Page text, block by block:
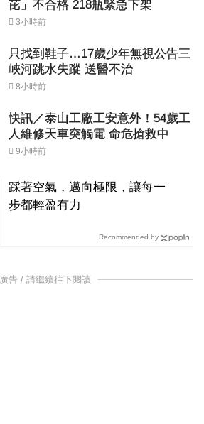
芘」不合格 218瓶緊急下架
3小時前
只找到鞋子…17歲少年無視公告三
峽河跳水失蹤 送醫不治
8小時前
快訊／泰山工廠工安意外！54歲工
人維修天車突觸電 命危搶救中
9小時前
踩著空氣，邁向極限，讓每一
步都輕盈有力
Recommended by
廣告 / 請繼續往下閱讀